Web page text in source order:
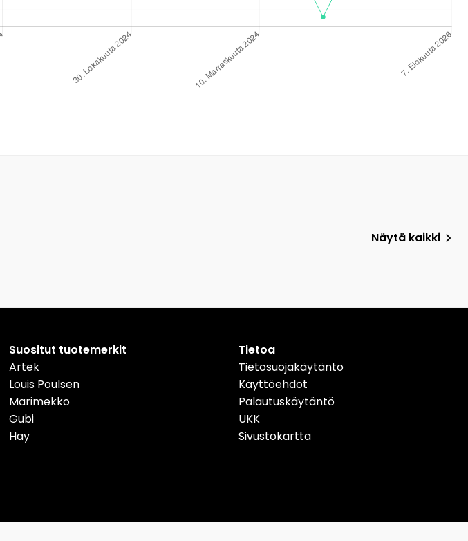
Näytä kaikki
Suositut tuotemerkit
Artek
Louis Poulsen
Marimekko
Gubi
Hay
Tietoa
Tietosuojakäytäntö
Käyttöehdot
Palautuskäytäntö
UKK
Sivustokartta